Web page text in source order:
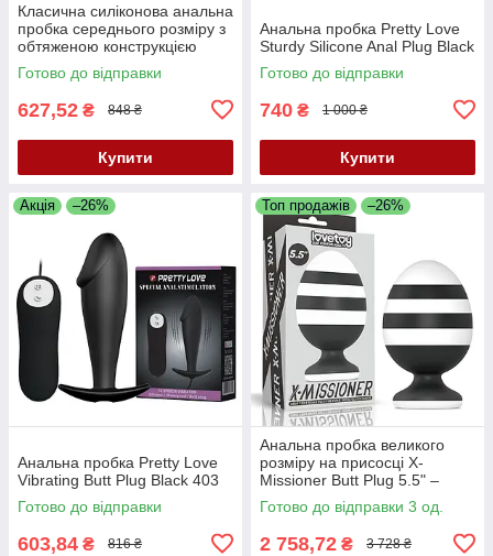
Класична силіконова анальна
пробка середнього розміру з
обтяженою конструкцією
Black Velvets Heavy Plug
Medium
Готово до відправки
627,52 ₴ 848 ₴
Купити
Анальна пробка Pretty Love
Sturdy Silicone Anal Plug Black
Готово до відправки
740 ₴ 1 000 ₴
Купити
Акція –26%
Анальна пробка Pretty Love
Vibrating Butt Plug Black 403
Готово до відправки
603,84 ₴ 816 ₴
Топ продажів –26%
Анальна пробка великого
розміру на присосці X-
Missioner Butt Plug 5.5" –
елегантне задоволення з
платинового силікону
Готово до відправки 3 од.
2 758,72 ₴ 3 728 ₴